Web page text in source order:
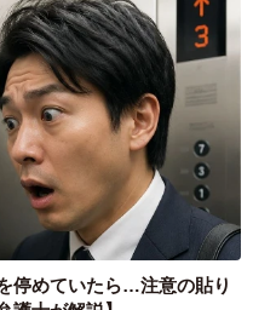
停めていたら…注意の貼り